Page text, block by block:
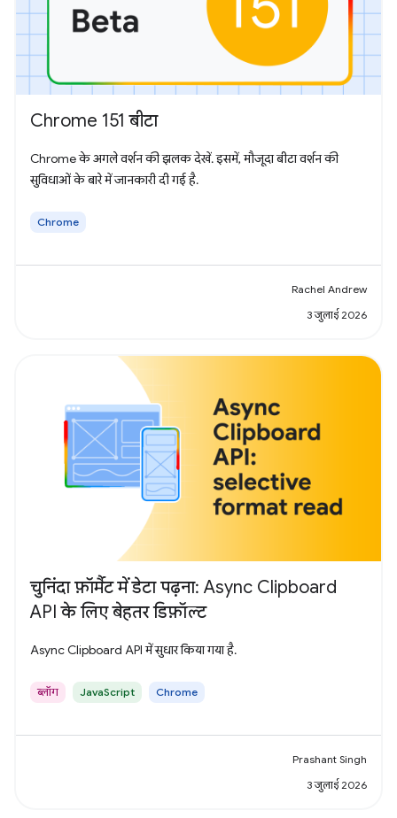
Chrome 151 बीटा
Chrome के अगले वर्शन की झलक देखें. इसमें, मौजूदा बीटा वर्शन की
सुविधाओं के बारे में जानकारी दी गई है.
Chrome
Rachel Andrew
3 जुलाई 2026
चुनिंदा फ़ॉर्मैट में डेटा पढ़ना: Async Clipboard
API के लिए बेहतर डिफ़ॉल्ट
Async Clipboard API में सुधार किया गया है.
ब्लॉग JavaScript Chrome
Prashant Singh
3 जुलाई 2026